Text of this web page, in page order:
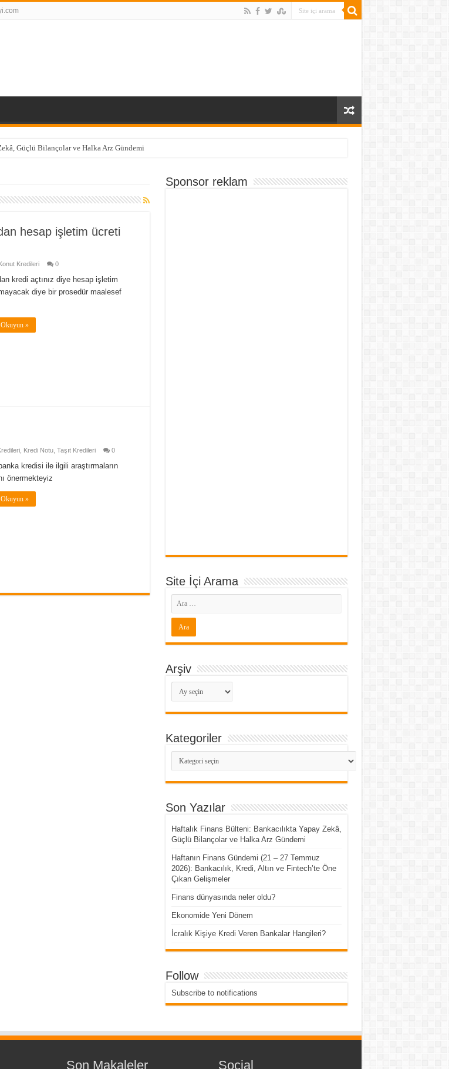
Güçlü Bilançolar ve Halka Arz Gündemi
hesap işletim ücreti
Kredileri 0
kredi açtınız diye hesap işletim
diye bir prosedür maalesef
Okuyun »
, Kredi Notu, Taşıt Kredileri 0
kredisi ile ilgili araştırmaların
önermekteyiz
Okuyun »
Sponsor reklam
Site İçi Arama
Arşiv
Arşiv
Kategoriler
Kategoriler
Son Yazılar
Haftalık Finans Bülteni: Bankacılıkta Yapay Zekâ,
Güçlü Bilançolar ve Halka Arz Gündemi
Haftanın Finans Gündemi (21 – 27 Temmuz
2026): Bankacılık, Kredi, Altın ve Fintech’te Öne
Çıkan Gelişmeler
Finans dünyasında neler oldu?
Ekonomide Yeni Dönem
İcralık Kişiye Kredi Veren Bankalar Hangileri?
Follow
Subscribe to notifications
Son Makaleler Social